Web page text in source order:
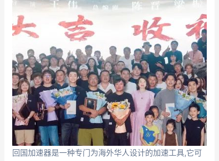
回国加速器是一种专门为海外华人设计的加速工具,它可